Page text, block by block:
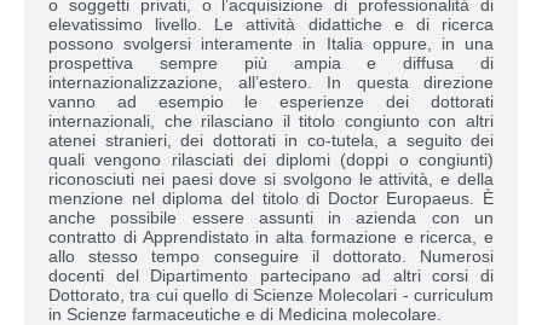
o soggetti privati, o l’acquisizione di professionalità di
elevatissimo livello. Le attività didattiche e di ricerca
possono svolgersi interamente in Italia oppure, in una
prospettiva sempre più ampia e diffusa di
internazionalizzazione, all’estero. In questa direzione
vanno ad esempio le esperienze dei dottorati
internazionali, che rilasciano il titolo congiunto con altri
atenei stranieri, dei dottorati in co-tutela, a seguito dei
quali vengono rilasciati dei diplomi (doppi o congiunti)
riconosciuti nei paesi dove si svolgono le attività, e della
menzione nel diploma del titolo di Doctor Europaeus. È
anche possibile essere assunti in azienda con un
contratto di Apprendistato in alta formazione e ricerca, e
allo stesso tempo conseguire il dottorato. Numerosi
docenti del Dipartimento partecipano ad altri corsi di
Dottorato, tra cui quello di Scienze Molecolari - curriculum
in Scienze farmaceutiche e di Medicina molecolare.